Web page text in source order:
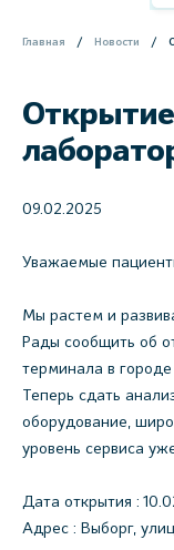
Главная Новости
09.02.2025
Уважаемые
Мы растем и
Рады сообщить об
терминала в
Теперь сдать
оборудование,
уровень сервиса
Дата открытия :
Адрес : Выборг,